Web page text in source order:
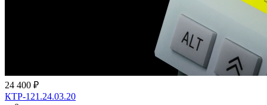
24 400 ₽
КТР-121.24.03.20